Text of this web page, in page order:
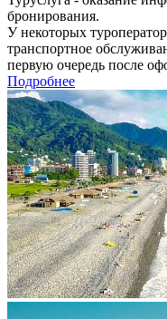
бронирования.
У некоторых
транспортное
первую очередь после
Подробнее